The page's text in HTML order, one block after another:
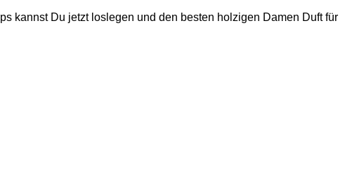
kannst Du jetzt loslegen und den besten holzigen Damen Duft für